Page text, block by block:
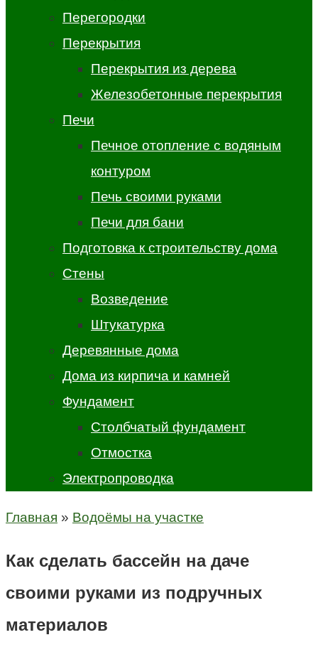
Перегородки
Перекрытия
Перекрытия из дерева
Железобетонные перекрытия
Печи
Печное отопление с водяным
контуром
Печь своими руками
Печи для бани
Подготовка к строительству дома
Стены
Возведение
Штукатурка
Деревянные дома
Дома из кирпича и камней
Фундамент
Столбчатый фундамент
Отмостка
Электропроводка
Главная » Водоёмы на участке
Как сделать бассейн на даче
своими руками из подручных
материалов